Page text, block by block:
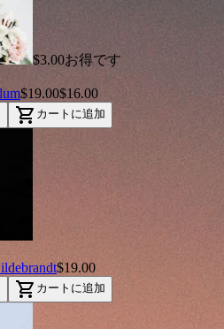
$3.00お得です
$19.00$16.00
shopping_cart カートに追加
$19.00
shopping_cart カートに追加